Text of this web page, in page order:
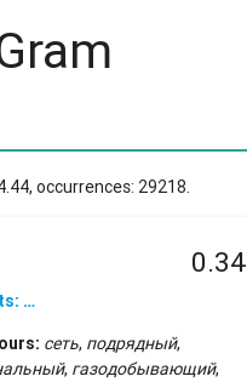
occurrences: 29218.
0.34
…
сеть, подрядный,
, газодобывающий,